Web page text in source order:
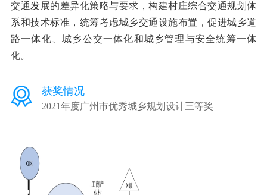
交通发展的差异化策略与要求，构建村庄综合交通规划体
系和技术标准，统筹考虑城乡交通设施布置，促进城乡道
路一体化、城乡公交一体化和城乡管理与安全统筹一体
化。
获奖情况
2021年度广州市优秀城乡规划设计三等奖